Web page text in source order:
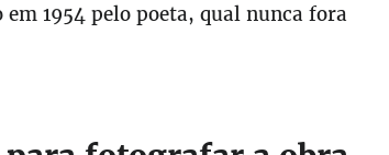
1954 pelo poeta, qual nunca fora